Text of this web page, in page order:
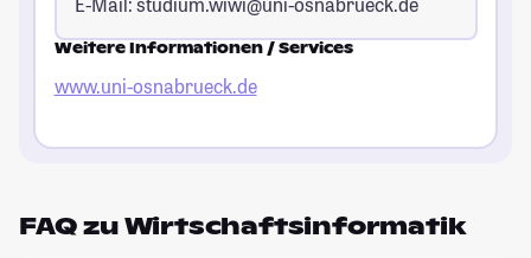
Weitere Informationen / Services
www.uni-osnabrueck.de
FAQ zu Wirtschaftsinformatik